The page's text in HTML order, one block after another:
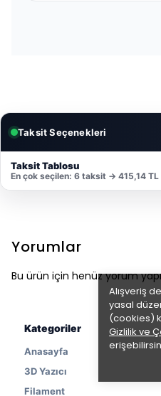
Alışveriş
yasal
(cookies)
Gizlilik ve
Taksit Seçenekleri
Taksit Tablosu
En çok seçilen: 6 taksit → 415,14 TL
Yorumlar
Bu ürün için henüz yorum
Kategoriler
Anasayfa
3D Yazıcı
Filament